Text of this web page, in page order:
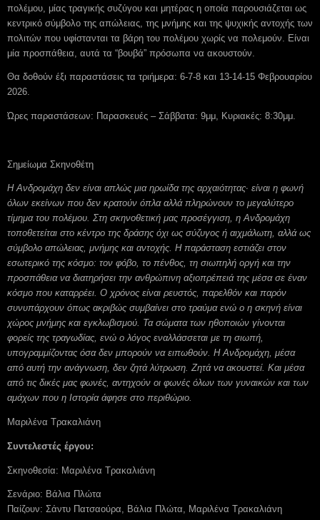
πολέμου, μίας τραγικής συζύγου και μητέρας η οποία παρουσιάζεται ως
κεντρικό σύμβολο της απώλειας, της μνήμης και της ψυχικής αντοχής των
πολιτών που υφίστανται τα βάρη του πολέμου χωρίς να πολεμούν. Είναι
μία προσπάθεια, αυτά τα “βουβά” πρόσωπα να ακουστούν.
Θα δοθούν έξι παραστάσεις τα τριήμερα: 6-7-8 και 13-14-15 Φεβρουαρίου
2026.
Ώρες παραστάσεων: Παρασκευές – Σάββατα: 9μμ, Κυριακές: 8:30μμ.
Σημείωμα Σκηνοθέτη
Η Ανδρομάχη δεν είναι απλώς μια ηρωίδα της αρχαιότητας· είναι η φωνή
όλων εκείνων που δεν κρατούν όπλα αλλά πληρώνουν το μεγαλύτερο
τίμημα του πολέμου. Στη σκηνοθετική μας προσέγγιση, η Ανδρομάχη
τοποθετείται στο κέντρο της δράσης όχι ως σύζυγος ή αιχμάλωτη, αλλά ως
σύμβολο απώλειας, μνήμης και αντοχής. Η παράσταση εστιάζει στον
εσωτερικό της κόσμο: τον φόβο, το πένθος, τη σιωπηλή οργή και την
προσπάθεια να διατηρήσει την ανθρώπινη αξιοπρέπειά της μέσα σε έναν
κόσμο που καταρρέει. Ο χρόνος είναι ρευστός, παρελθόν και παρόν
συνυπάρχουν όπως ακριβώς συμβαίνει στο τραύμα ενώ ο η σκηνή είναι
χώρος μνήμης και εγκλωβισμού. Τα σώματα των ηθοποιών γίνονται
φορείς της τραγωδίας, ενώ ο λόγος εναλλάσσεται με τη σιωπή,
υπογραμμίζοντας όσα δεν μπορούν να ειπωθούν. Η Ανδρομάχη, μέσα
από αυτή την ανάγνωση, δεν ζητά λύτρωση. Ζητά να ακουστεί. Και μέσα
από τις δικές μας φωνές, αντηχούν οι φωνές όλων των γυναικών και των
αμάχων που η Ιστορία άφησε στο περιθώριο.
Μαριλένα Τρακαλιάνη
Συντελεστές έργου:
Σκηνοθεσία: Μαριλένα Τρακαλιάνη
Σενάριο: Βάλια Πλώτα
Παίζουν: Σάντυ Πατσαούρα, Βάλια Πλώτα, Μαριλένα Τρακαλιάνη